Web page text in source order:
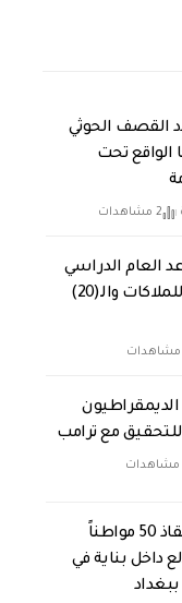
القصف الحوثي
الواقع تحت
2 مشاهدات
العام الدراسي
الجديد: 1 أيلول للملاكات والـ(20)
الديمقراطيون
مع ترامب
الدفاع المدني: إنقاذ 50 مواطناً
داخل بناية في